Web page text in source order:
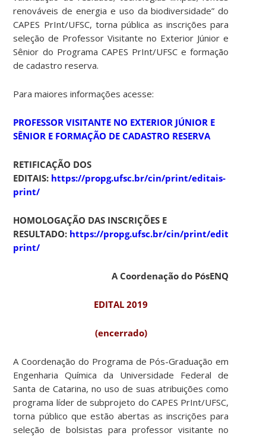
renováveis de energia e uso da biodiversidade” do
CAPES PrInt/UFSC, torna pública as inscrições para
seleção de Professor Visitante no Exterior Júnior e
Sênior do Programa CAPES PrInt/UFSC e formação
de cadastro reserva.
Para maiores informações acesse:
PROFESSOR VISITANTE NO EXTERIOR JÚNIOR E
SÊNIOR E FORMAÇÃO DE CADASTRO RESERVA
RETIFICAÇÃO DOS
EDITAIS: https://propg.ufsc.br/cin/print/editais-
print/
HOMOLOGAÇÃO DAS INSCRIÇÕES E
RESULTADO: https://propg.ufsc.br/cin/print/editais-
print/
A Coordenação do PósENQ
EDITAL 2019
(encerrado)
A Coordenação do Programa de Pós-Graduação em
Engenharia Química da Universidade Federal de
Santa de Catarina, no uso de suas atribuições como
programa líder de subprojeto do CAPES PrInt/UFSC,
torna público que estão abertas as inscrições para
seleção de bolsistas para professor visitante no